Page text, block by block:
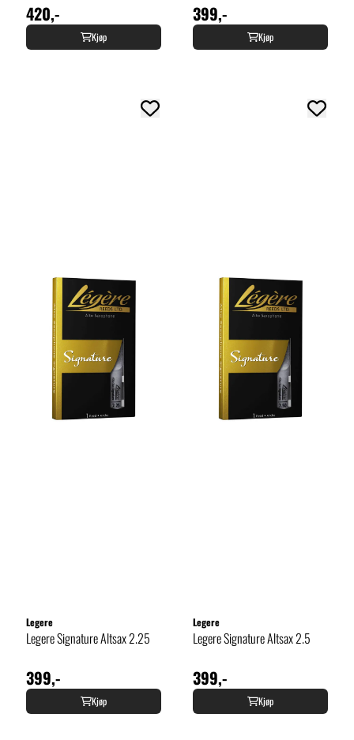
420,-
Kjøp
399,-
Kjøp
Legere
Legere Signature Altsax 2.25
399,-
Kjøp
Legere
Legere Signature Altsax 2.5
399,-
Kjøp